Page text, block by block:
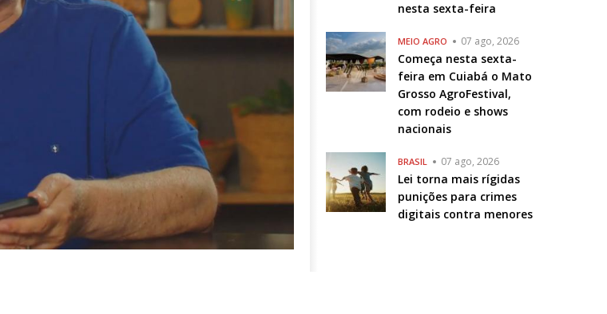
nesta sexta-feira
MEIO AGRO 07 ago, 2026
Começa nesta sexta-
feira em Cuiabá o Mato
Grosso AgroFestival,
com rodeio e shows
nacionais
BRASIL 07 ago, 2026
Lei torna mais rígidas
punições para crimes
digitais contra menores